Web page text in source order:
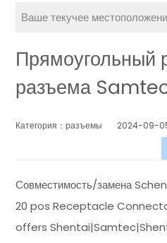
Ваше текучее
Прямоугольный
разъема
Категория：разъемы 2024-09-
Совместимость/замена
20 pos Receptacle
offers